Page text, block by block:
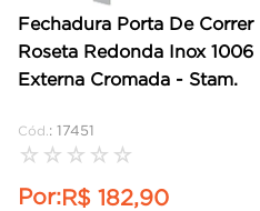
Fechadura Porta De Correr
Roseta Redonda Inox 1006
Externa Cromada - Stam.
: 17451
☆ ☆ ☆ ☆ ☆
Por:R$ 182,90